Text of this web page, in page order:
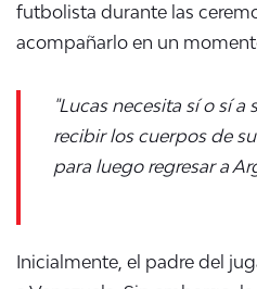
futbolista durante las
acompañarlo en un
"Lucas necesita sí o sí a
recibir los cuerpos de
para luego regresar a
Inicialmente, el padre del